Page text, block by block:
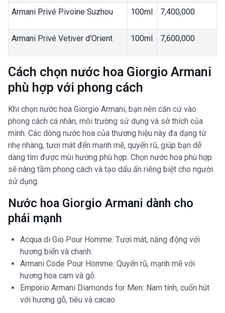
Armani Privé Pivoine Suzhou 100ml 7,400,000
Armani Privé Vetiver d'Orient 100ml 7,600,000
Cách chọn nước hoa Giorgio Armani
phù hợp với phong cách
Khi chọn nước hoa Giorgio Armani, bạn nên căn cứ vào
phong cách cá nhân, môi trường sử dụng và sở thích của
mình. Các dòng nước hoa của thương hiệu này đa dạng từ
nhẹ nhàng, tươi mát đến mạnh mẽ, quyến rũ, giúp bạn dễ
dàng tìm được mùi hương phù hợp. Chọn nước hoa phù hợp
sẽ nâng tầm phong cách và tạo dấu ấn riêng biệt cho người
sử dụng.
Nước hoa Giorgio Armani dành cho
phái mạnh
Acqua di Gio Pour Homme: Tươi mát, năng động với
hương biển và chanh.
Armani Code Pour Homme: Quyến rũ, mạnh mẽ với
hương hoa cam và gỗ.
Emporio Armani Diamonds for Men: Nam tính, cuốn hút
với hương gỗ, tiêu và cacao.